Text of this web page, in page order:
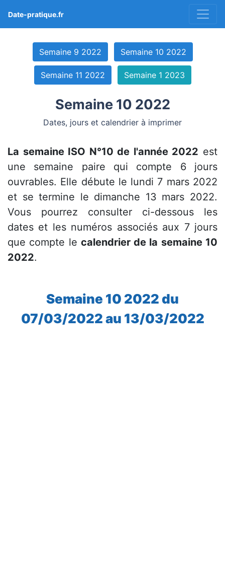
Date-pratique.fr
Semaine 9 2022 Semaine 10 2022
Semaine 11 2022 Semaine 1 2023
Semaine 10 2022
Dates, jours et calendrier à imprimer
La semaine ISO N°10 de l'année 2022 est
une semaine paire qui compte 6 jours
ouvrables. Elle débute le lundi 7 mars 2022
et se termine le dimanche 13 mars 2022.
Vous pourrez consulter ci-dessous les
dates et les numéros associés aux 7 jours
que compte le calendrier de la semaine 10
2022.
Semaine 10 2022 du
07/03/2022 au 13/03/2022